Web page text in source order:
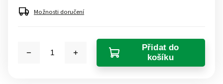
Možnosti doručení
Přidat do
košíku